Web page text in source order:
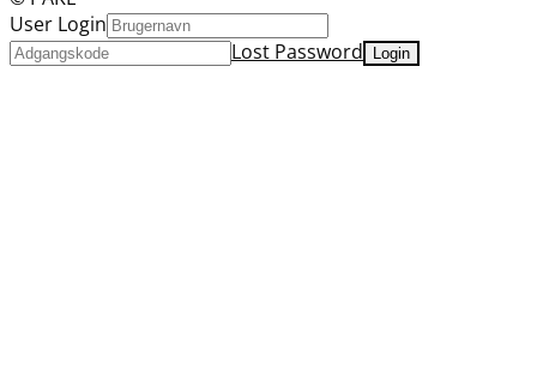
User Login
Lost Password